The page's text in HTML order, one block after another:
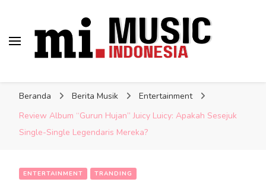
Update Musik Indonesia
Lengkap
Beranda Berita Musik
Entertainment
Review Album “Gurun Hujan” Juicy Luicy: Apakah Sesejuk
Single-Single Legendaris Mereka?
ENTERTAINMENT TRANDING